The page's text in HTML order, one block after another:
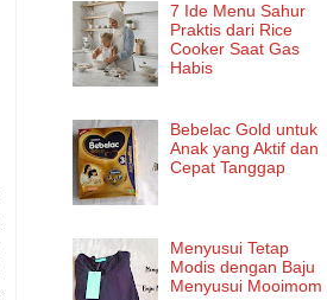
7 Ide Menu Sahur
Praktis dari Rice
Cooker Saat Gas
Habis
Bebelac Gold untuk
Anak yang Aktif dan
Cepat Tanggap
Menyusui Tetap
Modis dengan Baju
Menyusui Mooimom